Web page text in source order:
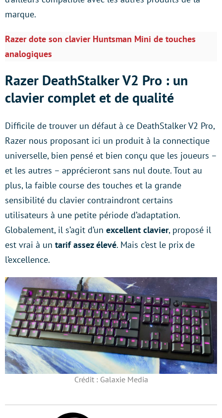
marque.
Razer dote son clavier Huntsman Mini de touches
analogiques
Razer DeathStalker V2 Pro : un
clavier complet et de qualité
Difficile de trouver un défaut à ce DeathStalker V2 Pro,
Razer nous proposant ici un produit à la connectique
universelle, bien pensé et bien conçu que les joueurs –
et les autres – apprécieront sans nul doute. Tout au
plus, la faible course des touches et la grande
sensibilité du clavier contraindront certains
utilisateurs à une petite période d’adaptation.
Globalement, il s’agit d’un excellent clavier, proposé il
est vrai à un tarif assez élevé. Mais c’est le prix de
l’excellence.
Crédit : Galaxie Media